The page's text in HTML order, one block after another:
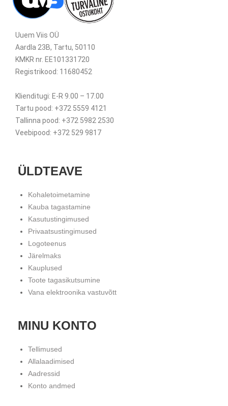
Uuem Viis OÜ
Aardla 23B, Tartu, 50110
KMKR nr. EE101331720
Registrikood: 11680452
Klienditugi: E-R 9.00 – 17.00
Tartu pood: +372 5559 4121
Tallinna pood: +372 5982 2530
Veebipood: +372 529 9817
ÜLDTEAVE
Kohaletoimetamine
Kauba tagastamine
Kasutustingimused
Privaatsustingimused
Logoteenus
Järelmaks
Kauplused
Toote tagasikutsumine
Vana elektroonika vastuvõtt
MINU KONTO
Tellimused
Allalaadimised
Aadressid
Konto andmed